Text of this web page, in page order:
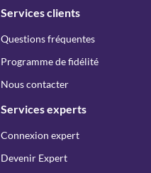
Services clients
Questions fréquentes
Programme de fidélité
Nous contacter
Services experts
Connexion expert
Devenir Expert